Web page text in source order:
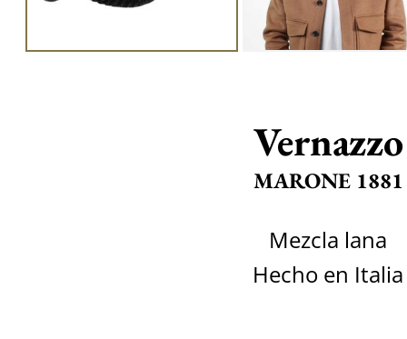
Vernazzo
MARONE 1881
Mezcla lana
Hecho en Italia